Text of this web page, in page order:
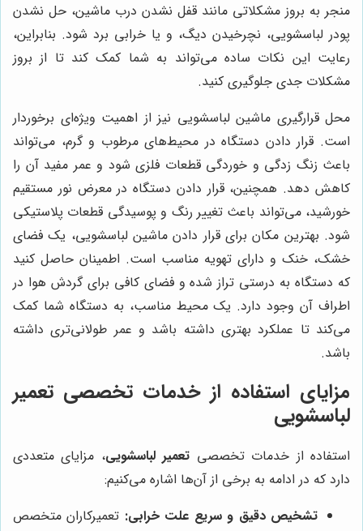
منجر به بروز مشکلاتی مانند قفل نشدن درب ماشین، حل نشدن
پودر لباسشویی، نچرخیدن دیگ، و یا خرابی برد شود. بنابراین،
رعایت این نکات ساده می‌تواند به شما کمک کند تا از بروز
مشکلات جدی جلوگیری کنید.
محل قرارگیری ماشین لباسشویی نیز از اهمیت ویژه‌ای برخوردار
است. قرار دادن دستگاه در محیط‌های مرطوب و گرم، می‌تواند
باعث زنگ زدگی و خوردگی قطعات فلزی شود و عمر مفید آن را
کاهش دهد. همچنین، قرار دادن دستگاه در معرض نور مستقیم
خورشید، می‌تواند باعث تغییر رنگ و پوسیدگی قطعات پلاستیکی
شود. بهترین مکان برای قرار دادن ماشین لباسشویی، یک فضای
خشک، خنک و دارای تهویه مناسب است. اطمینان حاصل کنید
که دستگاه به درستی تراز شده و فضای کافی برای گردش هوا در
اطراف آن وجود دارد. یک محیط مناسب، به دستگاه شما کمک
می‌کند تا عملکرد بهتری داشته باشد و عمر طولانی‌تری داشته
باشد.
مزایای استفاده از خدمات تخصصی تعمیر
لباسشویی
استفاده از خدمات تخصصی تعمیر لباسشویی، مزایای متعددی
دارد که در ادامه به برخی از آن‌ها اشاره می‌کنیم:
تشخیص دقیق و سریع علت خرابی: تعمیرکاران متخصص